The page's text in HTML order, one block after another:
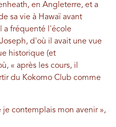
en Angleterre, et a
sa vie à Hawaï avant
a fréquenté l'école
d'où il avait une vue
historique (et
« après les cours, il
du Kokomo Club comme
contemplais mon avenir »,